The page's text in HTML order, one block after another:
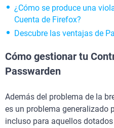
¿Cómo se produce una
Cuenta de Firefox?
Descubre las ventajas de
Cómo gestionar tu
Passwarden
Además del problema de la
es un problema generalizado
incluso para aquellos